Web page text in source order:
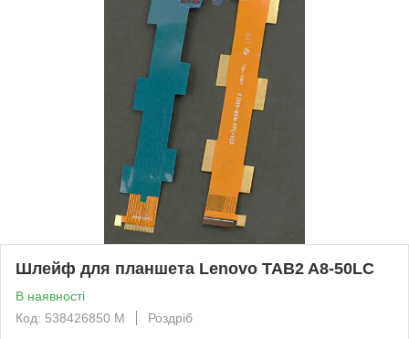
Шлейф для планшета Lenovo TAB2 A8-50LC
В наявності
Код: 538426850 M
Роздріб